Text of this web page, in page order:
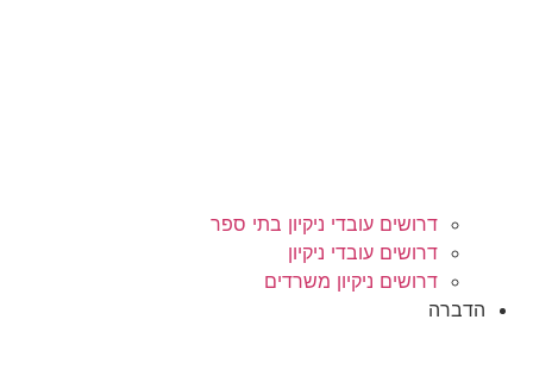
דרושים עובדי ניקיון בתי ספר
דרושים עובדי ניקיון
דרושים ניקיון משרדים
הדברה